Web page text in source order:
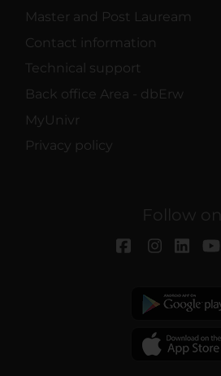
Master and Post Lauream
Contact information
Technical support
Back office Area - dbErw
MyUnivr
Privacy policy
Follow on